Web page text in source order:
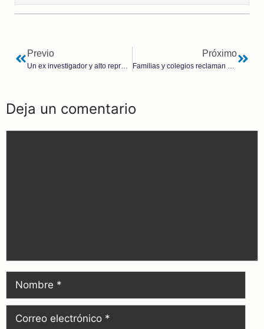
Previo Próximo
Deja un comentario